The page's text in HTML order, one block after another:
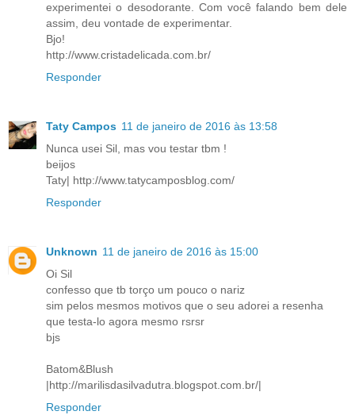
experimentei o desodorante. Com você falando bem dele
assim, deu vontade de experimentar.
Bjo!
http://www.cristadelicada.com.br/
Responder
Taty Campos 11 de janeiro de 2016 às 13:58
Nunca usei Sil, mas vou testar tbm !
beijos
Taty| http://www.tatycamposblog.com/
Responder
Unknown 11 de janeiro de 2016 às 15:00
Oi Sil
confesso que tb torço um pouco o nariz
sim pelos mesmos motivos que o seu adorei a resenha
que testa-lo agora mesmo rsrsr
bjs
Batom&Blush
|http://marilisdasilvadutra.blogspot.com.br/|
Responder